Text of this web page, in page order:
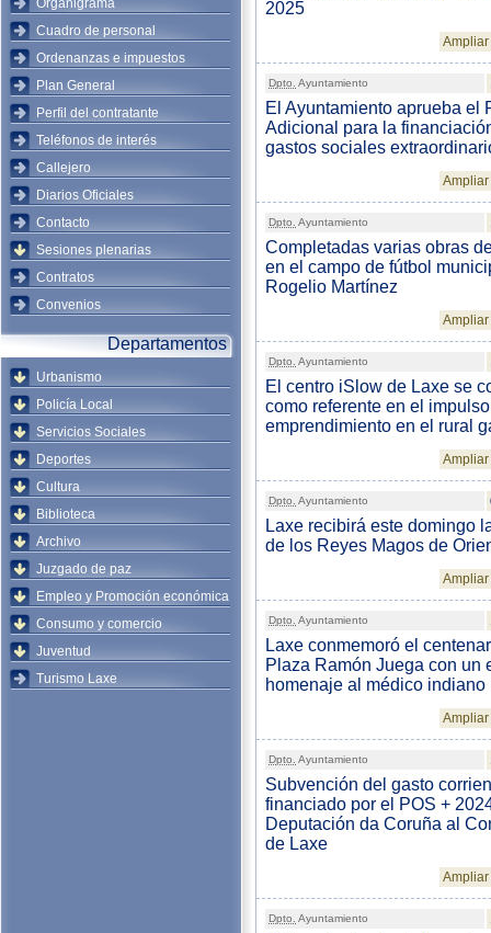
Organigrama
Cuadro de personal
Ordenanzas e impuestos
Plan General
Perfil del contratante
Teléfonos de interés
Callejero
Diarios Oficiales
Contacto
Sesiones plenarias
Contratos
Convenios
Departamentos
Urbanismo
Policía Local
Servicios Sociales
Deportes
Cultura
Biblioteca
Archivo
Juzgado de paz
Empleo y Promoción económica
Consumo y comercio
Juventud
Turismo Laxe
2025
Dpto. Ayuntamiento
El Ayuntamiento aprueba el
Adicional para la
gastos sociales
Dpto. Ayuntamiento
Completadas varias obras
en el campo de fútbol
Rogelio Martínez
Dpto. Ayuntamiento
El centro iSlow de Laxe se
como referente en el
emprendimiento en el rural
Dpto. Ayuntamiento
Laxe recibirá este domingo
de los Reyes Magos de
Dpto. Ayuntamiento
Laxe conmemoró el
Plaza Ramón Juega con un
homenaje al médico indiano
Dpto. Ayuntamiento
Subvención del gasto
financiado por el POS +
Deputación da Coruña al
de Laxe
Dpto. Ayuntamiento